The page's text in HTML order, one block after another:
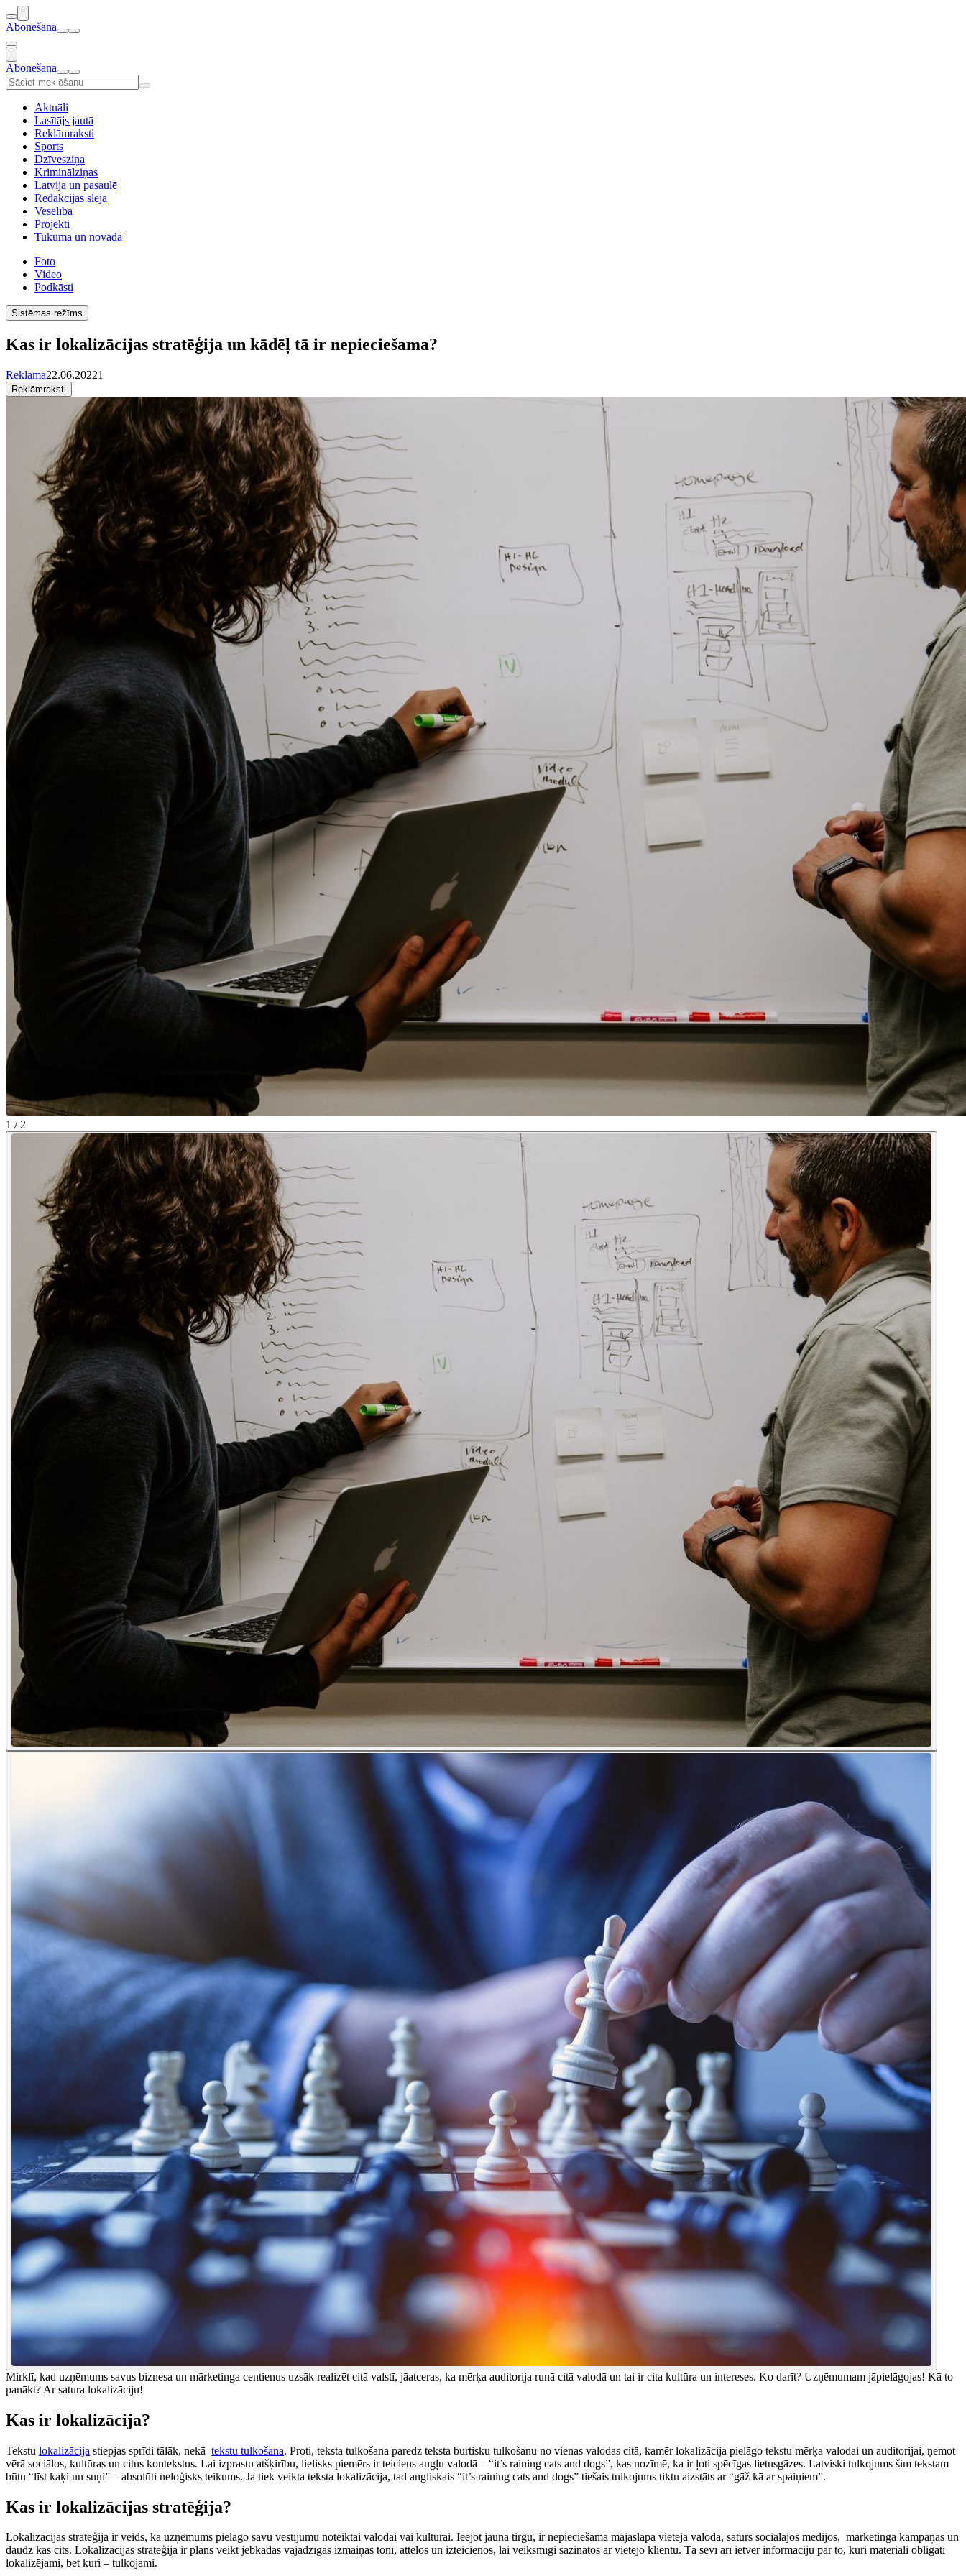
Abonēšana
Abonēšana
Aktuāli
Lasītājs jautā
Reklāmraksti
Sports
Dzīvesziņa
Kriminālziņas
Latvija un pasaulē
Redakcijas sleja
Veselība
Projekti
Tukumā un novadā
Foto
Video
Podkāsti
Sistēmas režīms
Kas ir lokalizācijas stratēģija un kādēļ tā ir nepieciešama?
Reklāma22.06.20221
Reklāmraksti
1 / 2
Mirklī, kad uzņēmums savus biznesa un mārketinga centienus uzsāk realizēt citā valstī, jāatceras, ka mērķa auditorija runā citā valodā un tai ir cita kultūra un intereses. Ko darīt? Uzņēmumam jāpielāgojas! Kā to
panākt? Ar satura lokalizāciju!
Kas ir lokalizācija?
Tekstu lokalizācija stiepjas sprīdi tālāk, nekā tekstu tulkošana. Proti, teksta tulkošana paredz teksta burtisku tulkošanu no vienas valodas citā, kamēr lokalizācija pielāgo tekstu mērķa valodai un auditorijai, ņemot
vērā sociālos, kultūras un citus kontekstus. Lai izprastu atšķirību, lielisks piemērs ir teiciens angļu valodā – “it’s raining cats and dogs”, kas nozīmē, ka ir ļoti spēcīgas lietusgāzes. Latviski tulkojums šim tekstam
būtu “līst kaķi un suņi” – absolūti neloģisks teikums. Ja tiek veikta teksta lokalizācija, tad angliskais “it’s raining cats and dogs” tiešais tulkojums tiktu aizstāts ar “gāž kā ar spaiņiem”.
Kas ir lokalizācijas stratēģija?
Lokalizācijas stratēģija ir veids, kā uzņēmums pielāgo savu vēstījumu noteiktai valodai vai kultūrai. Ieejot jaunā tirgū, ir nepieciešama mājaslapa vietējā valodā, saturs sociālajos medijos, mārketinga kampaņas un
daudz kas cits. Lokalizācijas stratēģija ir plāns veikt jebkādas vajadzīgās izmaiņas tonī, attēlos un izteicienos, lai veiksmīgi sazinātos ar vietējo klientu. Tā sevī arī ietver informāciju par to, kuri materiāli obligāti
lokalizējami, bet kuri – tulkojami.